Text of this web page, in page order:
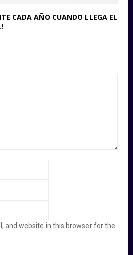
CADA AÑO CUANDO LLEGA EL
and website in this browser for the